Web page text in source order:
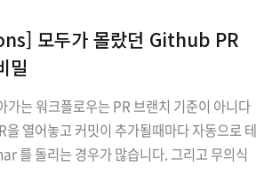
모두가 몰랐던 Github PR
밀
는 워크플로우는 PR 브랜치 기준이 아니다
을 열어놓고 커밋이 추가될때마다 자동으로 테
를 돌리는 경우가 많습니다. 그리고 무의식